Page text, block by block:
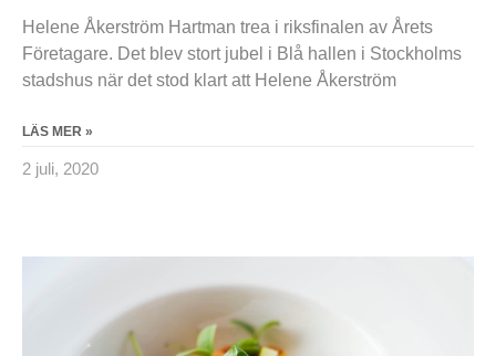
Helene Åkerström Hartman trea i riksfinalen av Årets
Företagare. Det blev stort jubel i Blå hallen i Stockholms
stadshus när det stod klart att Helene Åkerström
LÄS MER »
2 juli, 2020